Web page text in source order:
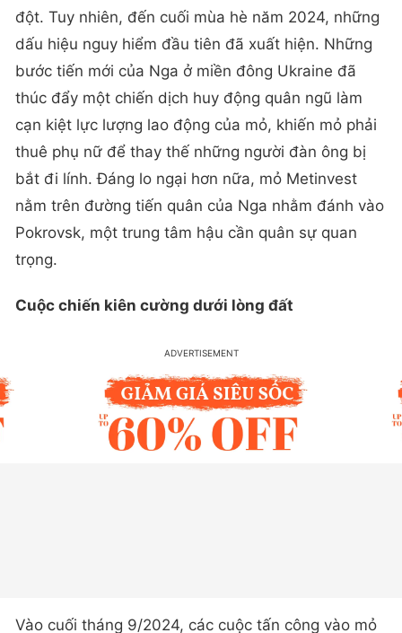
đột. Tuy nhiên, đến cuối mùa hè năm 2024, những
dấu hiệu nguy hiểm đầu tiên đã xuất hiện. Những
bước tiến mới của Nga ở miền đông Ukraine đã
thúc đẩy một chiến dịch huy động quân ngũ làm
cạn kiệt lực lượng lao động của mỏ, khiến mỏ phải
thuê phụ nữ để thay thế những người đàn ông bị
bắt đi lính. Đáng lo ngại hơn nữa, mỏ Metinvest
nằm trên đường tiến quân của Nga nhằm đánh vào
Pokrovsk, một trung tâm hậu cần quân sự quan
trọng.
Cuộc chiến kiên cường dưới lòng đất
Vào cuối tháng 9/2024, các cuộc tấn công vào mỏ